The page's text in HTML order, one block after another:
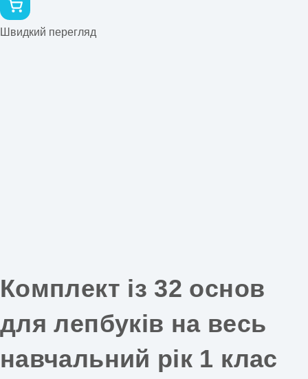
Швидкий перегляд
Комплект із 32 основ
для лепбуків на весь
навчальний рік 1 клас